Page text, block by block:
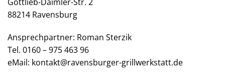
88214 Ravensburg
Ansprechpartner: Roman Sterzik
Tel. 0160 – 975 463 96
eMail: kontakt@ravensburger-grillwerkstatt.de